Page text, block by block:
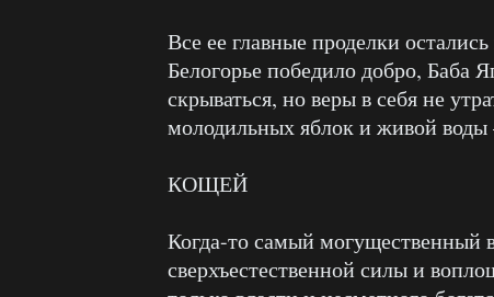
Все ее главные проделки
Белогорье победило добро, Баба
скрываться, но веры в себя не
молодильных яблок и живой
КОЩЕЙ
Когда-то самый могущественный
сверхъестественной силы и